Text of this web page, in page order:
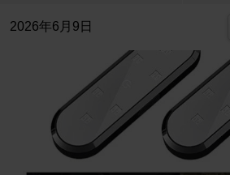
2026年6月9日